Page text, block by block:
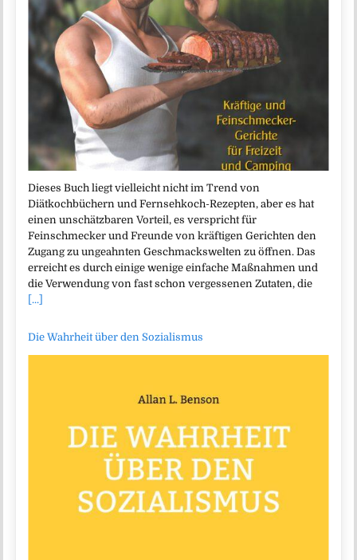
Dieses Buch liegt vielleicht nicht im Trend von
Diätkochbüchern und Fernsehkoch-Rezepten, aber es hat
einen unschätzbaren Vorteil, es verspricht für
Feinschmecker und Freunde von kräftigen Gerichten den
Zugang zu ungeahnten Geschmackswelten zu öffnen. Das
erreicht es durch einige wenige einfache Maßnahmen und
die Verwendung von fast schon vergessenen Zutaten, die
[...]
Die Wahrheit über den Sozialismus